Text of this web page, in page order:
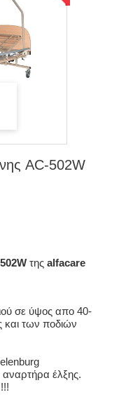
AC-502W
της alfacare
σε ύψος απο 40-
και των ποδιών
έλξης.